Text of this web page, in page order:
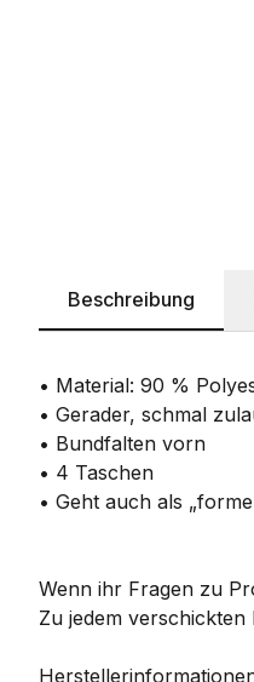
Beschreibung
• Material: 90 %
• Gerader, schmal
• Bundfalten vorn
• 4 Taschen
• Geht auch als
Wenn ihr Fragen zu
Zu jedem